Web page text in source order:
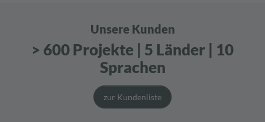
Unsere Kunden
> 600 Projekte | 5 Länder | 10
Sprachen
zur Kundenliste